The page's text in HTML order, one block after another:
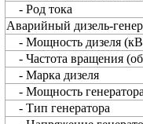
- Род тока
Аварийный дизель-
- Мощность дизеля
- Частота вращения
- Марка дизеля
- Мощность
- Тип генератора